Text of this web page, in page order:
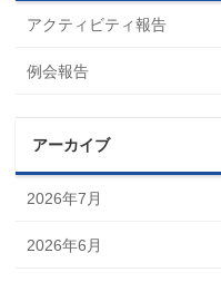
アクティビティ報告
例会報告
アーカイブ
2026年7月
2026年6月